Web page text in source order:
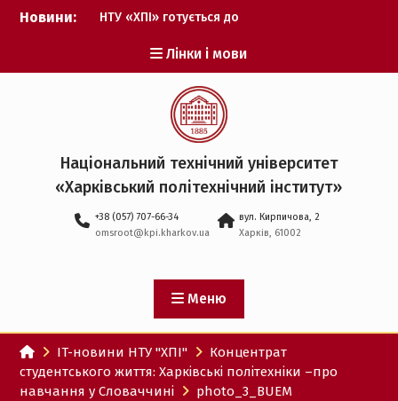
Перейти
Новини:
НТУ «ХПІ» готується до
Музичні таланти ХПІ
запрошуються на
Всеукраїнський
фестиваль «Червона
рута – 2027»
ХПІ уклав угоду про
партнерство з ДержНДІ
технологій кібербезпеки
Головнокомандувачем
Збройних Сил України
участю ХПІ обговорили
перспективи українсько-
іспанського
технологічного
партнерства
Лінки і мови
Національний технічний університет
«Харківський політехнічний iнститут»
+38 (057) 707-66-34
omsroot@kpi.kharkov.ua
вул. Кирпичова, 2
Харків, 61002
Меню
IT-новини НТУ "ХПІ"
Концентрат
студентського життя: Харківські політехніки –про
навчання у Словаччині
photo_3_BUEM